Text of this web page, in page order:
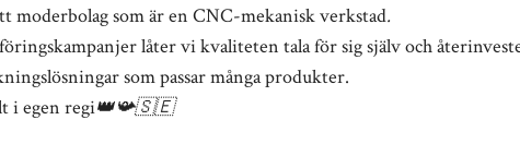
moderbolag som är en CNC-mekanisk verkstad.
låter vi kvaliteten tala för sig själv och
som passar många produkter.
i egen regi👑📯🇸🇪